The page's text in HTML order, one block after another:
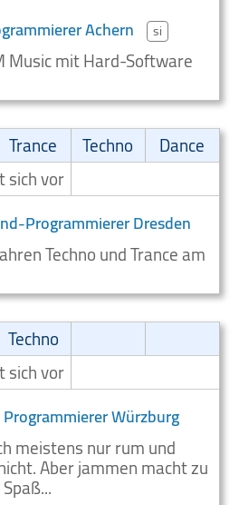
Achern si
Music mit Hard-Software
Trance Techno
Dance
sich vor
Programmierer Dresden
Techno und Trance am
Techno
sich vor
Würzburg
meistens nur rum und
Aber jammen macht zu